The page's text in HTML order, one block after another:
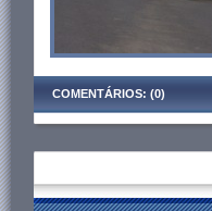
COMENTÁRIOS: (0)